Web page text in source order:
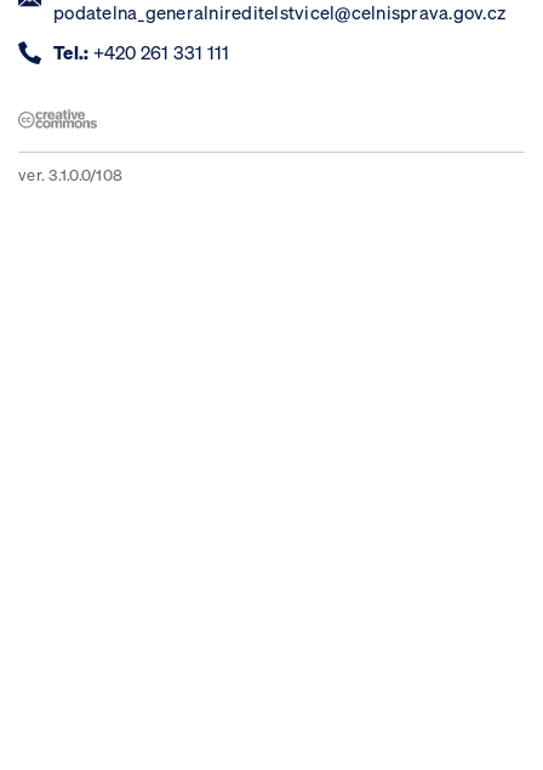
podatelna_generalnireditelstvicel@celnisprava.gov.cz
Tel.: +420 261 331 111
ver. 3.1.0.0/108